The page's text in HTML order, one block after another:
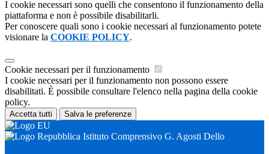
I cookie necessari sono quelli che consentono il funzionamento della
piattaforma e non è possibile disabilitarli.
Per conoscere quali sono i cookie necessari al funzionamento potete
visionare la COOKIE POLICY.
Cookie necessari per il funzionamento
I cookie necessari per il funzionamento non possono essere
disabilitati. È possibile consultare l'elenco nella pagina della cookie
policy.
Accetta tutti Salva le preferenze
Istituto Comprensivo G. Agosti Dello